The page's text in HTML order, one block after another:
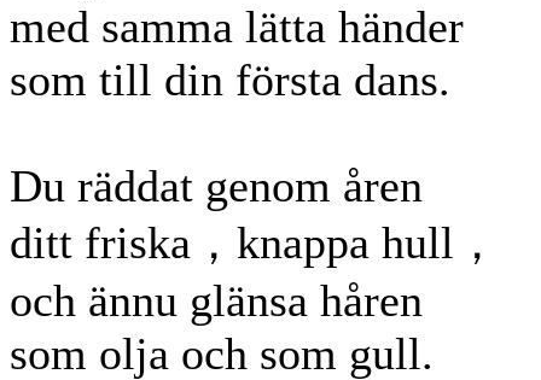
med samma lätta händer
som till din första dans.
Du räddat genom åren
ditt friska，knappa hull，
och ännu glänsa håren
som olja och som gull.